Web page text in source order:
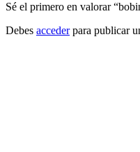
Sé el primero en valorar
Debes accederpara publicar